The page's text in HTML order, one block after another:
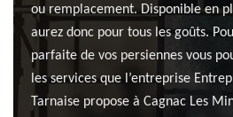
ou remplacement. Disponible en
aurez donc pour tous les goûts.
parfaite de vos persiennes vous
les services que l’entreprise
Tarnaise propose à Cagnac Les